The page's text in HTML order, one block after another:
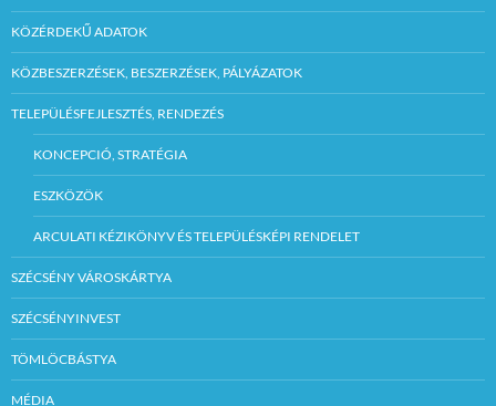
KÖZÉRDEKŰ ADATOK
KÖZBESZERZÉSEK, BESZERZÉSEK, PÁLYÁZATOK
TELEPÜLÉSFEJLESZTÉS, RENDEZÉS
KONCEPCIÓ, STRATÉGIA
ESZKÖZÖK
ARCULATI KÉZIKÖNYV ÉS TELEPÜLÉSKÉPI RENDELET
SZÉCSÉNY VÁROSKÁRTYA
SZÉCSÉNYINVEST
TÖMLÖCBÁSTYA
MÉDIA